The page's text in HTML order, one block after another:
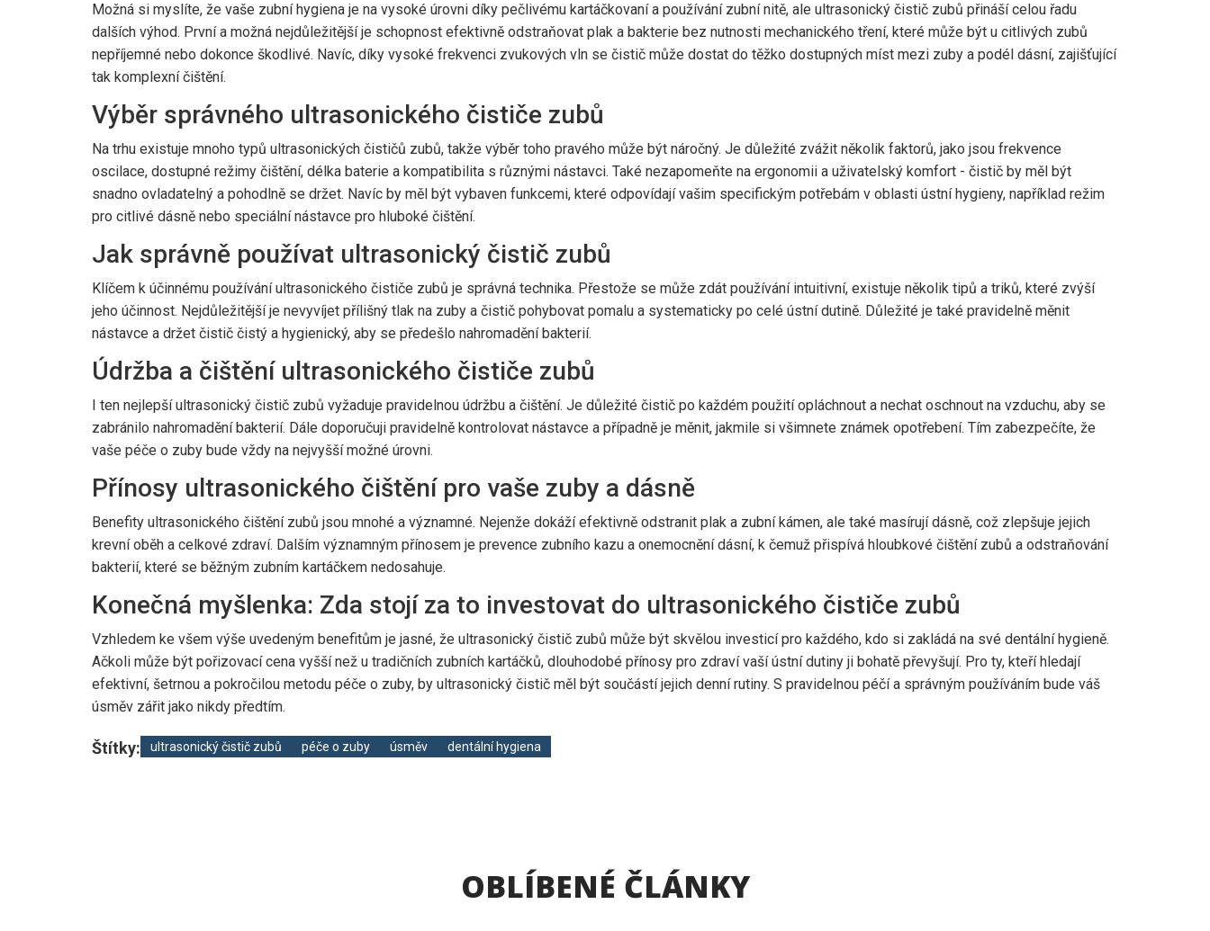
Možná si myslíte, že vaše zubní hygiena je na vysoké úrovni díky pečlivému kartáčkovaní a používání zubní nitě, ale ultrasonický čistič zubů přináší celou řadu
dalších výhod. První a možná nejdůležitější je schopnost efektivně odstraňovat plak a bakterie bez nutnosti mechanického tření, které může být u citlivých zubů
nepříjemné nebo dokonce škodlivé. Navíc, díky vysoké frekvenci zvukových vln se čistič může dostat do těžko dostupných míst mezi zuby a podél dásní, zajišťující
tak komplexní čištění.
Výběr správného ultrasonického čističe zubů
Na trhu existuje mnoho typů ultrasonických čističů zubů, takže výběr toho pravého může být náročný. Je důležité zvážit několik faktorů, jako jsou frekvence
oscilace, dostupné režimy čištění, délka baterie a kompatibilita s různými nástavci. Také nezapomeňte na ergonomii a uživatelský komfort - čistič by měl být
snadno ovladatelný a pohodlně se držet. Navíc by měl být vybaven funkcemi, které odpovídají vašim specifickým potřebám v oblasti ústní hygieny, například režim
pro citlivé dásně nebo speciální nástavce pro hluboké čištění.
Jak správně používat ultrasonický čistič zubů
Klíčem k účinnému používání ultrasonického čističe zubů je správná technika. Přestože se může zdát používání intuitivní, existuje několik tipů a triků, které zvýší
jeho účinnost. Nejdůležitější je nevyvíjet přílišný tlak na zuby a čistič pohybovat pomalu a systematicky po celé ústní dutině. Důležité je také pravidelně měnit
nástavce a držet čistič čistý a hygienický, aby se předešlo nahromadění bakterií.
Údržba a čištění ultrasonického čističe zubů
I ten nejlepší ultrasonický čistič zubů vyžaduje pravidelnou údržbu a čištění. Je důležité čistič po každém použití opláchnout a nechat oschnout na vzduchu, aby se
zabránilo nahromadění bakterií. Dále doporučuji pravidelně kontrolovat nástavce a případně je měnit, jakmile si všimnete známek opotřebení. Tím zabezpečíte, že
vaše péče o zuby bude vždy na nejvyšší možné úrovni.
Přínosy ultrasonického čištění pro vaše zuby a dásně
Benefity ultrasonického čištění zubů jsou mnohé a významné. Nejenže dokáží efektivně odstranit plak a zubní kámen, ale také masírují dásně, což zlepšuje jejich
krevní oběh a celkové zdraví. Dalším významným přínosem je prevence zubního kazu a onemocnění dásní, k čemuž přispívá hloubkové čištění zubů a odstraňování
bakterií, které se běžným zubním kartáčkem nedosahuje.
Konečná myšlenka: Zda stojí za to investovat do ultrasonického čističe zubů
Vzhledem ke všem výše uvedeným benefitům je jasné, že ultrasonický čistič zubů může být skvělou investicí pro každého, kdo si zakládá na své dentální hygieně.
Ačkoli může být pořizovací cena vyšší než u tradičních zubních kartáčků, dlouhodobé přínosy pro zdraví vaší ústní dutiny ji bohatě převyšují. Pro ty, kteří hledají
efektivní, šetrnou a pokročilou metodu péče o zuby, by ultrasonický čistič měl být součástí jejich denní rutiny. S pravidelnou péčí a správným používáním bude váš
úsměv zářit jako nikdy předtím.
Štítky: ultrasonický čistič zubů péče o zuby úsměv dentální hygiena
OBLÍBENÉ ČLÁNKY